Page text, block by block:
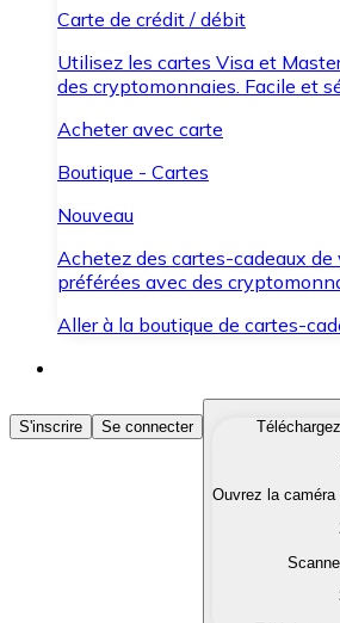
Carte de crédit / débit
Utilisez les cartes Visa et
des cryptomonnaies. Facile et
Acheter avec carte
Boutique - Cartes
Nouveau
Achetez des cartes-cadeaux de
préférées avec des
Aller à la boutique de cartes-
Acheter des Cryptomonnaies
Achetez les cryptomonnaies
Convertissez vos
S'inscrire Se connecter
Ouvrez la caméra